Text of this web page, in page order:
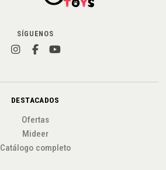
SÍGUENOS
DESTACADOS
Ofertas
Mideer
Catálogo completo